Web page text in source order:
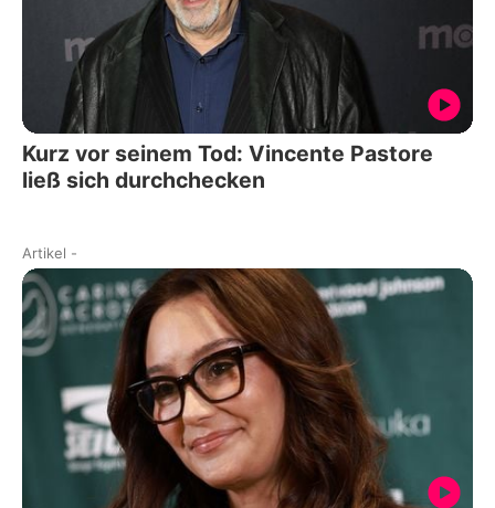
Kurz vor seinem Tod: Vincente Pastore
ließ sich durchchecken
Artikel -